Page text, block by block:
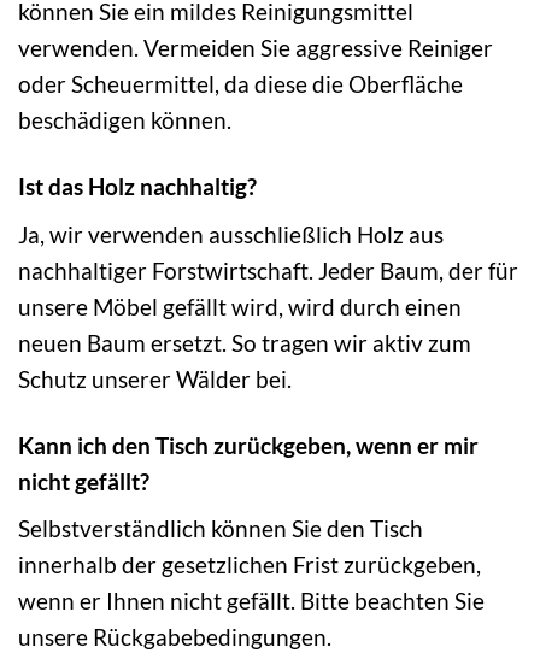
können Sie ein mildes Reinigungsmittel
verwenden. Vermeiden Sie aggressive Reiniger
oder Scheuermittel, da diese die Oberfläche
beschädigen können.
Ist das Holz nachhaltig?
Ja, wir verwenden ausschließlich Holz aus
nachhaltiger Forstwirtschaft. Jeder Baum, der für
unsere Möbel gefällt wird, wird durch einen
neuen Baum ersetzt. So tragen wir aktiv zum
Schutz unserer Wälder bei.
Kann ich den Tisch zurückgeben, wenn er mir
nicht gefällt?
Selbstverständlich können Sie den Tisch
innerhalb der gesetzlichen Frist zurückgeben,
wenn er Ihnen nicht gefällt. Bitte beachten Sie
unsere Rückgabebedingungen.